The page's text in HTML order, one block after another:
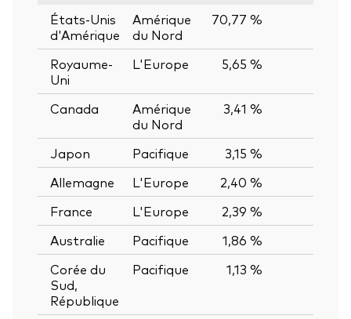
États-Unis
d'Amérique
Amérique
du Nord
70,77 %
Royaume-
Uni
L'Europe 5,65 %
Canada
Amérique
du Nord
3,41 %
Japon Pacifique 3,15 %
Allemagne
L'Europe 2,40 %
France
L'Europe 2,39 %
Australie
Pacifique 1,86 %
Corée du
Sud,
République
Pacifique 1,13 %